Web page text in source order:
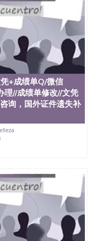
+成绩单Q/微信
//成绩单修改//文凭
询，国外证件遗失补